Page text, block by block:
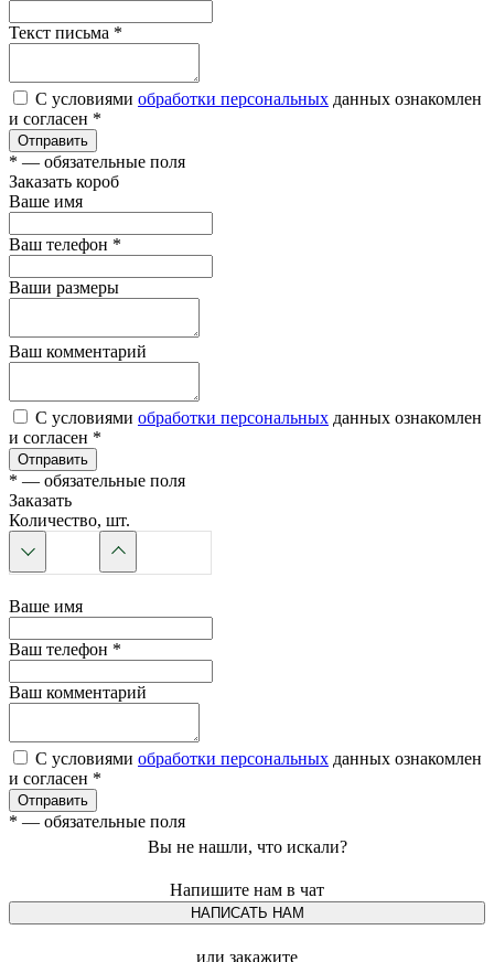
Текст письма *
С условиями обработки персональных данных ознакомлен
и согласен *
Отправить
* — обязательные поля
Заказать короб
Ваше имя
Ваш телефон *
Ваши размеры
Ваш комментарий
С условиями обработки персональных данных ознакомлен
и согласен *
Отправить
* — обязательные поля
Заказать
Количество, шт.
Ваше имя
Ваш телефон *
Ваш комментарий
С условиями обработки персональных данных ознакомлен
и согласен *
Отправить
* — обязательные поля
Вы не нашли, что искали?
Напишите нам в чат
НАПИСАТЬ НАМ
или закажите